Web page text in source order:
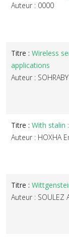
Auteur : 0000
Titre : Wireless
applications
Auteur :
Titre : With stalin
Auteur : HOXHA
Titre :
Auteur : SOULEZ